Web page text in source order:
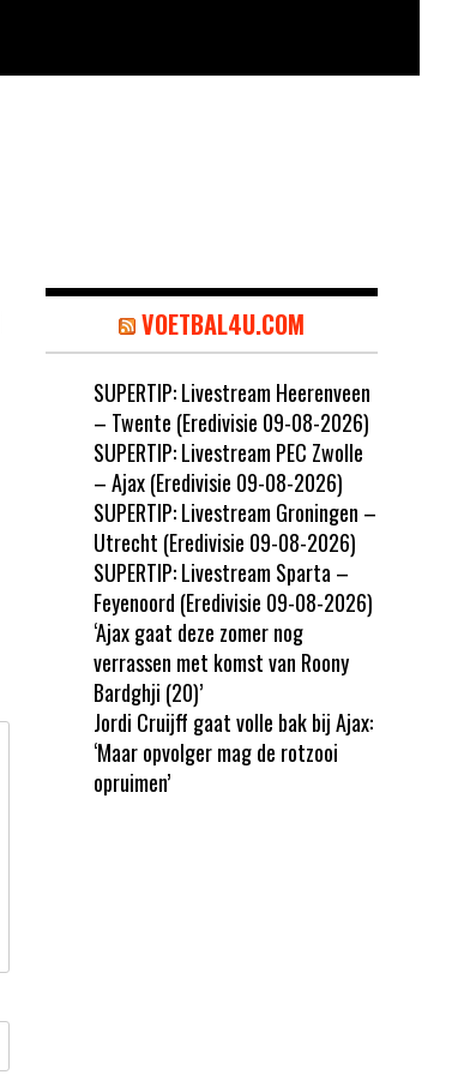
VOETBAL4U.COM
SUPERTIP: Livestream Heerenveen
– Twente (Eredivisie 09-08-2026)
SUPERTIP: Livestream PEC Zwolle
– Ajax (Eredivisie 09-08-2026)
SUPERTIP: Livestream Groningen –
Utrecht (Eredivisie 09-08-2026)
SUPERTIP: Livestream Sparta –
Feyenoord (Eredivisie 09-08-2026)
‘Ajax gaat deze zomer nog
verrassen met komst van Roony
Bardghji (20)’
Jordi Cruijff gaat volle bak bij Ajax:
‘Maar opvolger mag de rotzooi
opruimen’